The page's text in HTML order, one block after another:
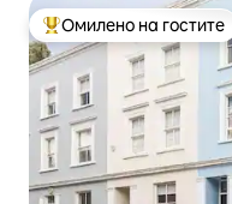
Меѓу најуспешните
Омилено на гостите